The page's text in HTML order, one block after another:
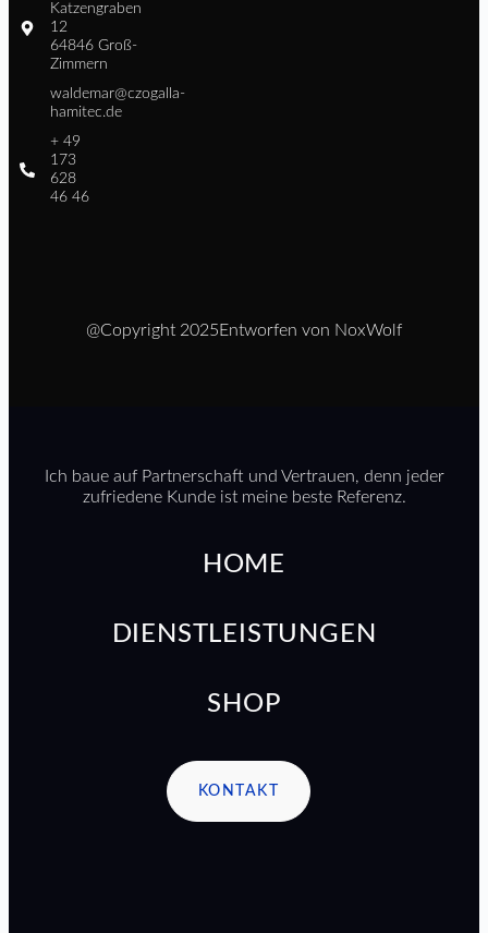
Katzengraben
12
64846 Groß-
Zimmern
waldemar@czogalla-
hamitec.de
+ 49
173
628
46 46
@Copyright 2025Entworfen von NoxWolf
Ich baue auf Partnerschaft und Vertrauen, denn jeder
zufriedene Kunde ist meine beste Referenz.
HOME
DIENSTLEISTUNGEN
SHOP
KONTAKT